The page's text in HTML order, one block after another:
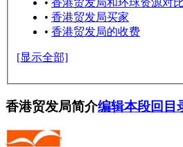
• 香港贸发局和环球资源对比
• 香港贸发局买家
• 香港贸发局的收费
[显示全部]
香港贸发局简介编辑本段回目